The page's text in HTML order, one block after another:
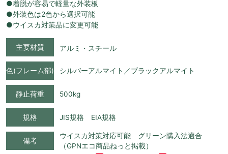
●着脱が容易で軽量な外装板
●外装色は2色から選択可能
●ウイスカ対策品に変更可能
主要材質 アルミ・スチール
色(フレーム部) シルバーアルマイト／ブラックアルマイト
静止荷重 500kg
規格 JIS規格 EIA規格
備考
ウイスカ対策対応可能 グリーン購入法適合
（GPNエコ商品ねっと掲載）